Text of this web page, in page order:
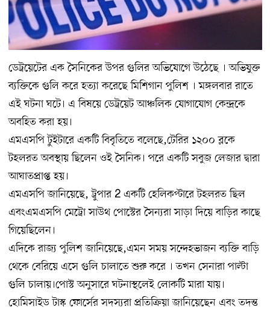
ডেট্রয়েটের এক সৈনিকের উপর গুলির অভিযোগে উঠেছে । অভিযুক্ত
ব্যক্তিকে গুলি করে হত্যা করেছে মিশিগান পুলিশ । মঙ্গলবার রাতে
এই ঘটনা ঘটে। এ বিষয়ে ডেট্রয়েট আঞ্চলিক যোগাযোগ কেন্দ্রকে
অবহিত করা হয়।
এমএসপি টুইটারে একটি বিবৃতিতে বলেছে,টেরির ১২০০ ব্লকে
টহলরত অবস্থায় ছিলেন ওই সৈনিক। পরে একটি সবুজ লেজার দ্বারা
আঘাতপ্রাপ্ত হয়।
এমএসপি জানিয়েছে, ট্রুপার 2 একটি হেলিকপ্টারে টহলরত ছিল
এবংএমএসপি মেট্রো সাউথ পোস্টের সৈন্যরা সাড়া দিয়ে বাড়ির কাছে
গিয়েছিলেন।
এদিকে রাজ্য পুলিশ জানিয়েছে,এমন সময় সন্দেহভাজন ব্যক্তি বাড়ি
থেকে বেরিয়ে এসে গুলি চালাতে শুরু করে । তখন সেনারা পাল্টা
গুলি চালায়।পোস্ট অনুসারে ঘটনাস্থলেই লোকটি মারা যায়।
হোমিসাইড টাস্ক ফোর্সের সদস্যরা প্রতিক্রিয়া জানিয়েছেন এবং তদন্ত